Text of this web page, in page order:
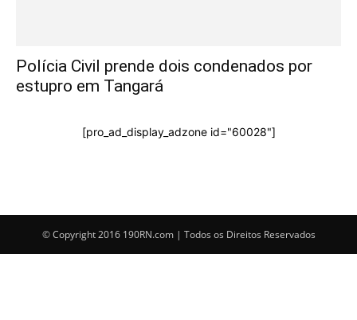
Polícia Civil prende dois condenados por
estupro em Tangará
[pro_ad_display_adzone id="60028"]
© Copyright 2016 190RN.com | Todos os Direitos Reservados